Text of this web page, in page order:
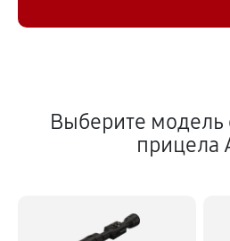
Выберите модель
прицела